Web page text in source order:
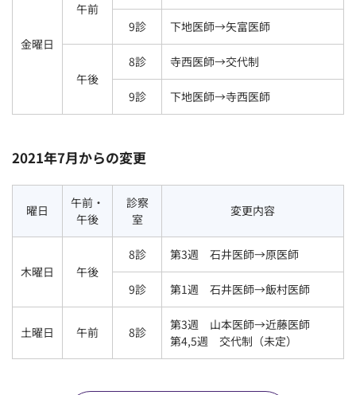
金曜日
午前
9診 下地医師→矢富医師
午後
8診 寺西医師→交代制
9診 下地医師→寺西医師
2021年7月からの変更
曜日
午前・
午後
診察
室
変更内容
木曜日 午後
8診 第3週 石井医師→原医師
9診 第1週 石井医師→飯村医師
土曜日 午前 8診
第3週 山本医師→近藤医師
第4,5週 交代制（未定）